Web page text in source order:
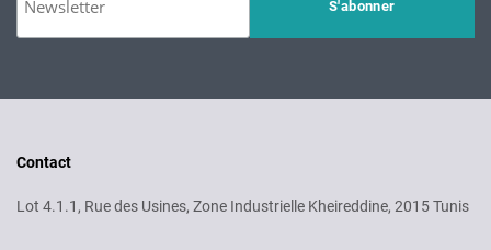
Contact
Lot 4.1.1, Rue des Usines, Zone Industrielle Kheireddine, 2015 Tunis